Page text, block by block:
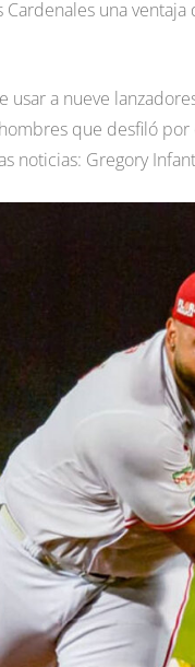
una
usar a nueve
que desfiló
noticias: Gregory